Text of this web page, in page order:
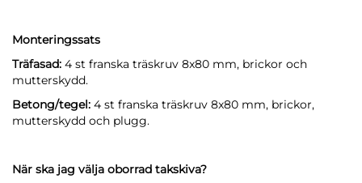
Monteringssats
Träfasad: 4 st franska träskruv 8x80 mm, brickor och
mutterskydd.
Betong/tegel: 4 st franska träskruv 8x80 mm, brickor,
mutterskydd och plugg.
När ska jag välja oborrad takskiva?